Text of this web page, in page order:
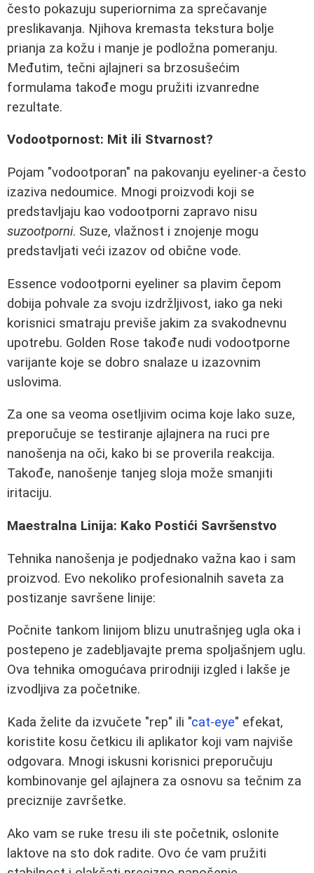
često pokazuju superiornima za sprečavanje
preslikavanja. Njihova kremasta tekstura bolje
prianja za kožu i manje je podložna pomeranju.
Međutim, tečni ajlajneri sa brzosušećim
formulama takođe mogu pružiti izvanredne
rezultate.
Vodootpornost: Mit ili Stvarnost?
Pojam "vodootporan" na pakovanju eyeliner-a često
izaziva nedoumice. Mnogi proizvodi koji se
predstavljaju kao vodootporni zapravo nisu
suzootporni. Suze, vlažnost i znojenje mogu
predstavljati veći izazov od obične vode.
Essence vodootporni eyeliner sa plavim čepom
dobija pohvale za svoju izdržljivost, iako ga neki
korisnici smatraju previše jakim za svakodnevnu
upotrebu. Golden Rose takođe nudi vodootporne
varijante koje se dobro snalaze u izazovnim
uslovima.
Za one sa veoma osetljivim ocima koje lako suze,
preporučuje se testiranje ajlajnera na ruci pre
nanošenja na oči, kako bi se proverila reakcija.
Takođe, nanošenje tanjeg sloja može smanjiti
iritaciju.
Maestralna Linija: Kako Postići Savršenstvo
Tehnika nanošenja je podjednako važna kao i sam
proizvod. Evo nekoliko profesionalnih saveta za
postizanje savršene linije:
Počnite tankom linijom blizu unutrašnjeg ugla oka i
postepeno je zadebljavajte prema spoljašnjem uglu.
Ova tehnika omogućava prirodniji izgled i lakše je
izvodljiva za početnike.
Kada želite da izvučete "rep" ili "cat-eye" efekat,
koristite kosu četkicu ili aplikator koji vam najviše
odgovara. Mnogi iskusni korisnici preporučuju
kombinovanje gel ajlajnera za osnovu sa tečnim za
preciznije završetke.
Ako vam se ruke tresu ili ste početnik, oslonite
laktove na sto dok radite. Ovo će vam pružiti